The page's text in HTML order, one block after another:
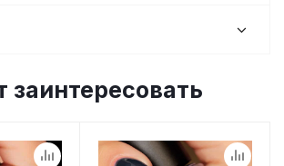
заинтересовать